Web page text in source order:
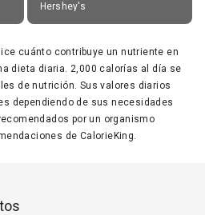
Hershey's
cuánto contribuye un nutriente en
dieta diaria. 2,000 calorías al día se
de nutrición. Sus valores diarios
dependiendo de sus necesidades
por un organismo
de CalorieKing.